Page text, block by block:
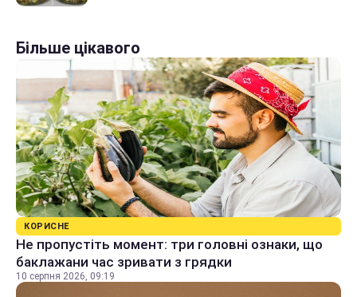
Більше цікавого
КОРИСНЕ
Не пропустіть момент: три головні ознаки, що
баклажани час зривати з грядки
10 серпня 2026, 09:19